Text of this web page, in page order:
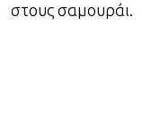
στους σαμουράι.